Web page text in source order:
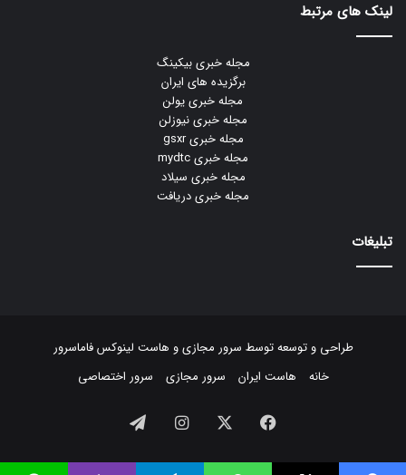
لینک های مرتبط
مجله خبری بیکینگ
برگزیده های ایران
مجله خبری یولن
مجله خبری نیوزلن
مجله خبری gsxr
مجله خبری mydtc
مجله خبری سیلاد
مجله خبری دریافت
تبلیغات
طراحی و توسعه توسط سرور مجازیو هاست لینوکسفاماسرور
خانه
هاست ایران سرور مجازی سرور اختصاصی
فیسبوک ایکس اینستاگرام